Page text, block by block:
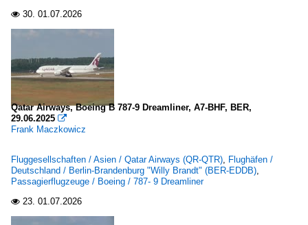
 30. 01.07.2026
Qatar Airways, Boeing B 787-9 Dreamliner, A7-BHF, BER,
29.06.2025 
Frank Maczkowicz
Fluggesellschaften / Asien / Qatar Airways (QR-QTR), Flughäfen /
Deutschland / Berlin-Brandenburg "Willy Brandt" (BER-EDDB),
Passagierflugzeuge / Boeing / 787- 9 Dreamliner
 23. 01.07.2026